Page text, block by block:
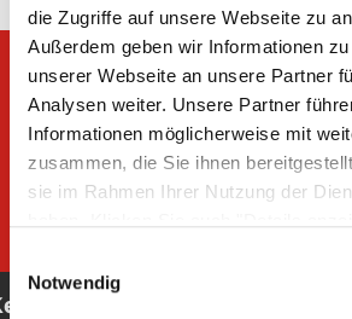
die Zugriffe auf unsere Webseite zu
Außerdem geben wir Informationen
unserer Webseite an unsere Partner
Analysen weiter. Unsere Partner
Informationen möglicherweise mit
zusammen, die Sie ihnen
sie im Rahmen Ihrer Nutzung der
Information dazu und die Möglichkeit,
Notwendig